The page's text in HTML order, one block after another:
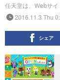
任天堂は、Webサイ
2016.11.3 Thu
シェア